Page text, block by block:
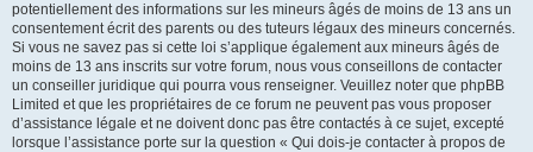
potentiellement des informations sur les mineurs âgés de moins de 13 ans un
consentement écrit des parents ou des tuteurs légaux des mineurs concernés.
Si vous ne savez pas si cette loi s’applique également aux mineurs âgés de
moins de 13 ans inscrits sur votre forum, nous vous conseillons de contacter
un conseiller juridique qui pourra vous renseigner. Veuillez noter que phpBB
Limited et que les propriétaires de ce forum ne peuvent pas vous proposer
d’assistance légale et ne doivent donc pas être contactés à ce sujet, excepté
lorsque l’assistance porte sur la question « Qui dois-je contacter à propos de